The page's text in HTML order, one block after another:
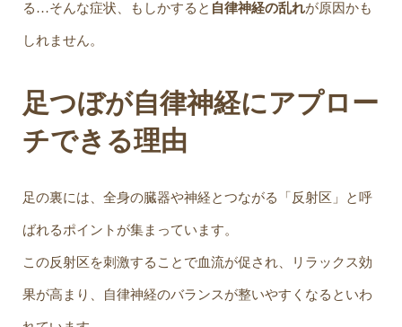
る…そんな症状、もしかすると 自律神経の乱れが原因かも
しれません。
足つぼが自律神経にアプロー
チできる理由
足の裏には、全身の臓器や神経とつながる「反射区」と呼
ばれるポイントが集まっています。
この反射区を刺激することで血流が促され、リラックス効
果が高まり、自律神経のバランスが整いやすくなるといわ